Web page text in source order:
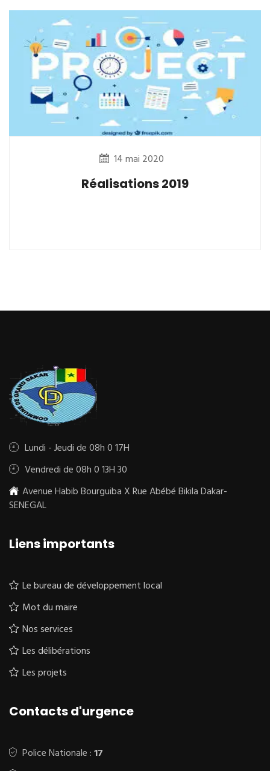
14 mai 2020
Réalisations 2019
Lundi - Jeudi de 08h 0 17H
Vendredi de 08h 0 13H 30
Avenue Habib Bourguiba X Rue Abébé Bikila Dakar-
SENEGAL
Liens importants
Le bureau de développement local
Mot du maire
Nos services
Les délibérations
Les projets
Contacts d'urgence
Police Nationale :17